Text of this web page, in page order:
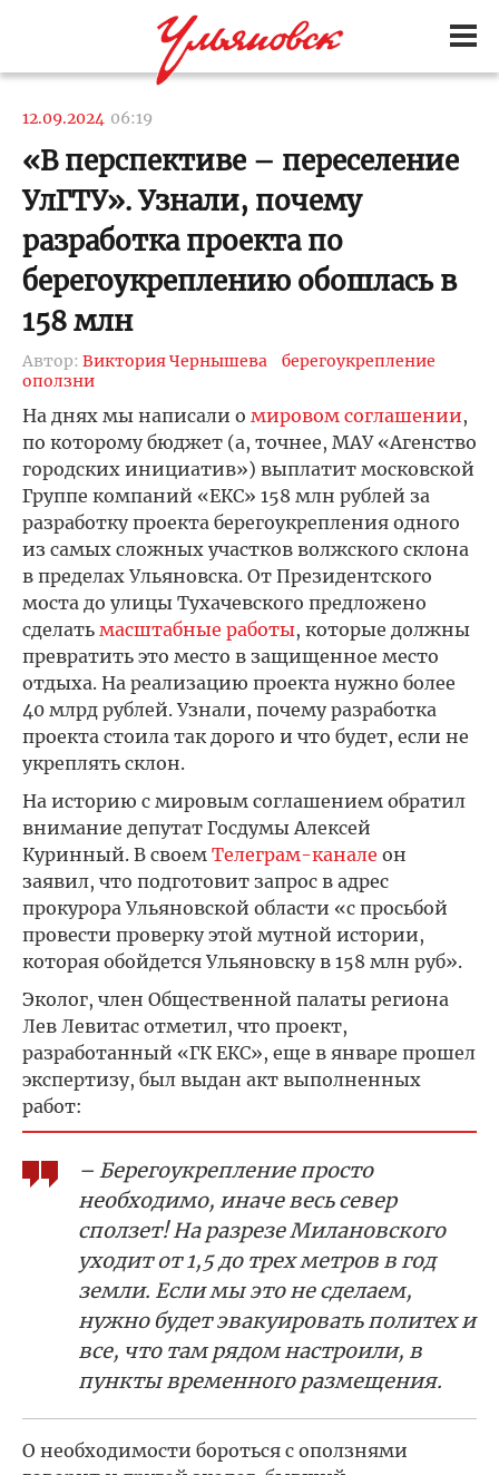
12.09.2024 06:19
«В перспективе – переселение
УлГТУ». Узнали, почему
разработка проекта по
берегоукреплению обошлась в
158 млн
Автор: Виктория Чернышева
берегоукрепление
оползни
На днях мы написали о мировом соглашении,
по которому бюджет (а, точнее, МАУ «Агенство
городских инициатив») выплатит московской
Группе компаний «ЕКС» 158 млн рублей за
разработку проекта берегоукрепления одного
из самых сложных участков волжского склона
в пределах Ульяновска. От Президентского
моста до улицы Тухачевского предложено
сделать масштабные работы, которые должны
превратить это место в защищенное место
отдыха. На реализацию проекта нужно более
40 млрд рублей. Узнали, почему разработка
проекта стоила так дорого и что будет, если не
укреплять склон.
На историю с мировым соглашением обратил
внимание депутат Госдумы Алексей
Куринный. В своем Телеграм-канале он
заявил, что подготовит запрос в адрес
прокурора Ульяновской области «с просьбой
провести проверку этой мутной истории,
которая обойдется Ульяновску в 158 млн руб».
Эколог, член Общественной палаты региона
Лев Левитас отметил, что проект,
разработанный «ГК ЕКС», еще в январе прошел
экспертизу, был выдан акт выполненных
работ:
– Берегоукрепление просто
необходимо, иначе весь север
сползет! На разрезе Милановского
уходит от 1,5 до трех метров в год
земли. Если мы это не сделаем,
нужно будет эвакуировать политех и
все, что там рядом настроили, в
пункты временного размещения.
О необходимости бороться с оползнями